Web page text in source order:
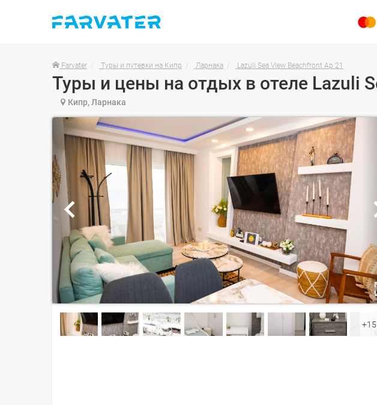
Farvater Туры и путевки на Кипр Ларнака Lazuli Sea View Beachfront Ap 21
Кипр, Ларнака
+15